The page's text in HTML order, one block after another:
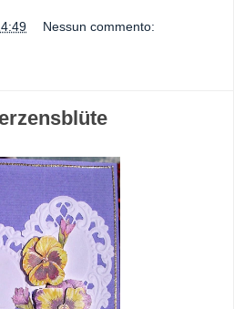
Nessun commento: